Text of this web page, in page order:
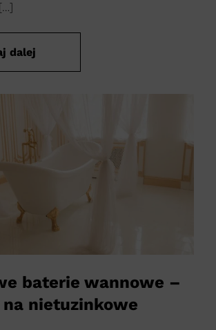
dalej
baterie wannowe –
na nietuzinkowe